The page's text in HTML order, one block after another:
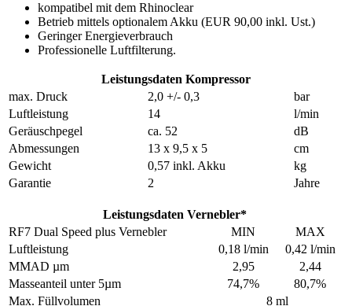
kompatibel mit dem Rhinoclear
Betrieb mittels optionalem Akku (EUR 90,00 inkl. Ust.)
Geringer Energieverbrauch
Professionelle Luftfilterung.
Leistungsdaten Kompressor
max. Druck
2,0 +/- 0,3
bar
Luftleistung
14
l/min
Geräuschpegel
ca. 52
dB
Abmessungen
13 x 9,5 x 5
cm
Gewicht
0,57 inkl. Akku
kg
Garantie
2 Jahre
Leistungsdaten Vernebler*
RF7 Dual Speed plus Vernebler
MIN
MAX
Luftleistung
0,18 l/min
0,42 l/min
MMAD µm
2,95
2,44
Masseanteil unter 5µm
74,7%
80,7%
Max. Füllvolumen
8 ml